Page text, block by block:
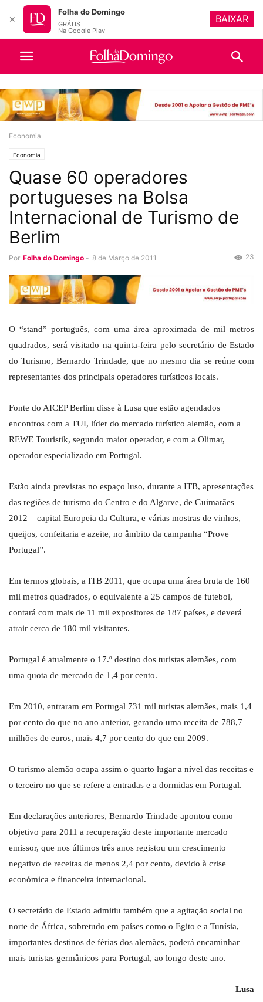
Economia
Economia
Quase 60 operadores
portugueses na Bolsa
Internacional de Turismo de
Berlim
Por Folha do Domingo - 8 de Março de 2011 23
O “stand” português, com uma área aproximada de mil metros
quadrados, será visitado na quinta-feira pelo secretário de Estado
do Turismo, Bernardo Trindade, que no mesmo dia se reúne com
representantes dos principais operadores turísticos locais.
Fonte do AICEP Berlim disse à Lusa que estão agendados
encontros com a TUI, líder do mercado turístico alemão, com a
REWE Touristik, segundo maior operador, e com a Olimar,
operador especializado em Portugal.
Estão ainda previstas no espaço luso, durante a ITB, apresentações
das regiões de turismo do Centro e do Algarve, de Guimarães
2012 – capital Europeia da Cultura, e várias mostras de vinhos,
queijos, confeitaria e azeite, no âmbito da campanha “Prove
Portugal”.
Em termos globais, a ITB 2011, que ocupa uma área bruta de 160
mil metros quadrados, o equivalente a 25 campos de futebol,
contará com mais de 11 mil expositores de 187 países, e deverá
atrair cerca de 180 mil visitantes.
Portugal é atualmente o 17.º destino dos turistas alemães, com
uma quota de mercado de 1,4 por cento.
Em 2010, entraram em Portugal 731 mil turistas alemães, mais 1,4
por cento do que no ano anterior, gerando uma receita de 788,7
milhões de euros, mais 4,7 por cento do que em 2009.
O turismo alemão ocupa assim o quarto lugar a nível das receitas e
o terceiro no que se refere a entradas e a dormidas em Portugal.
Em declarações anteriores, Bernardo Trindade apontou como
objetivo para 2011 a recuperação deste importante mercado
emissor, que nos últimos três anos registou um crescimento
negativo de receitas de menos 2,4 por cento, devido à crise
económica e financeira internacional.
O secretário de Estado admitiu também que a agitação social no
norte de África, sobretudo em países como o Egito e a Tunísia,
importantes destinos de férias dos alemães, poderá encaminhar
mais turistas germânicos para Portugal, ao longo deste ano.
Lusa
✕
Folha do Domingo
GRÁTIS
Na Google Play
BAIXAR